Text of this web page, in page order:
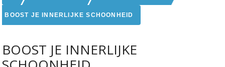
BOOST JE INNERLIJKE SCHOONHEID
BOOST JE INNERLIJKE